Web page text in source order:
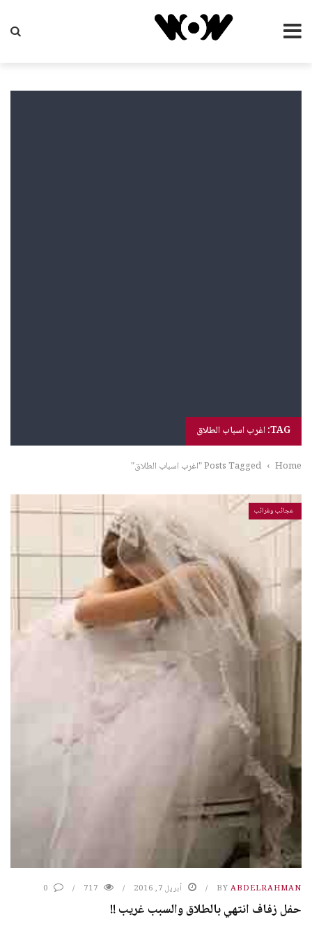
TAG: اغرب اسباب الطلاق
Home
› Posts Tagged "اغرب اسباب الطلاق"
عجائب وغرائب
BY ABDELRAHMAN أبريل 7, 2016 717
0
حفل زفاف انتهي بالطلاق والسبب غريب !!